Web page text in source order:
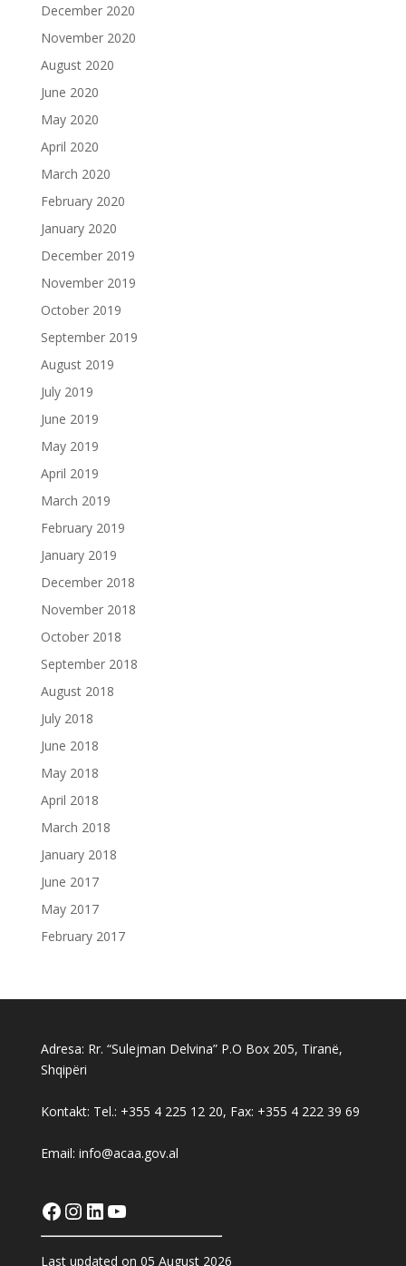
December 2020
November 2020
August 2020
June 2020
May 2020
April 2020
March 2020
February 2020
January 2020
December 2019
November 2019
October 2019
September 2019
August 2019
July 2019
June 2019
May 2019
April 2019
March 2019
February 2019
January 2019
December 2018
November 2018
October 2018
September 2018
August 2018
July 2018
June 2018
May 2018
April 2018
March 2018
January 2018
June 2017
May 2017
February 2017
Adresa: Rr. “Sulejman Delvina” P.O Box 205, Tiranë,
Shqipëri
Kontakt: Tel.: +355 4 225 12 20, Fax: +355 4 222 39 69
Email: info@acaa.gov.al
Facebook
Instagram
LinkedIn
YouTube
Last updated on 05 August 2026